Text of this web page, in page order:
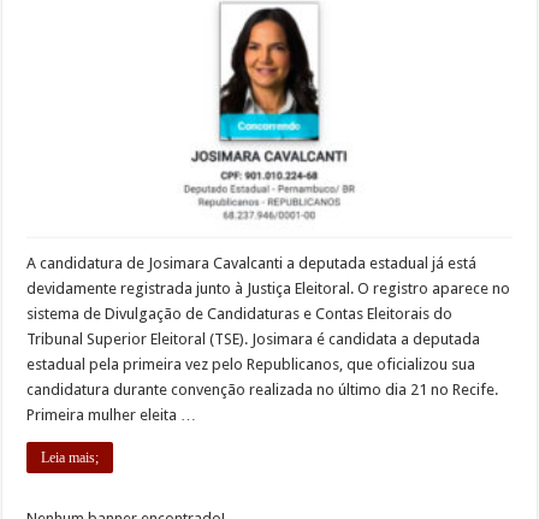
A candidatura de Josimara Cavalcanti a deputada estadual já está
devidamente registrada junto à Justiça Eleitoral. O registro aparece no
sistema de Divulgação de Candidaturas e Contas Eleitorais do
Tribunal Superior Eleitoral (TSE). Josimara é candidata a deputada
estadual pela primeira vez pelo Republicanos, que oficializou sua
candidatura durante convenção realizada no último dia 21 no Recife.
Primeira mulher eleita …
Leia mais;